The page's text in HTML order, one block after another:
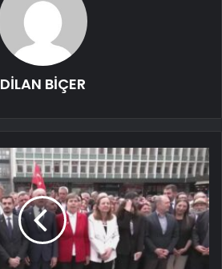
DİLAN BİÇER